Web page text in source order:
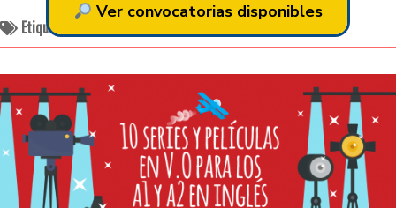
Ver convocatorias disponibles
Etiquetado: